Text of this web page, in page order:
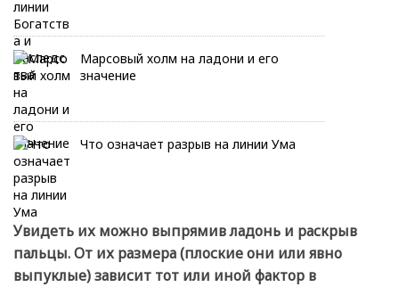
Марсовый холм на ладони и его
значение
Что означает разрыв на линии Ума
Увидеть их можно выпрямив ладонь и раскрыв
пальцы. От их размера (плоские они или явно
выпуклые) зависит тот или иной фактор в